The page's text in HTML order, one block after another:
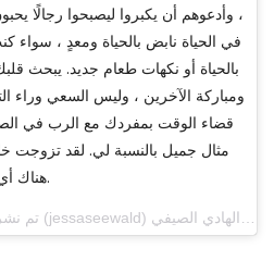
، وأدعوهم أن يكبروا ليصبحوا رجالًا
في الحياة نابض بالحياة ومعدٍ ،
بالحياة أو نكهات طعام جديد. يبحث
ومباركة الآخرين ، وليس السعي وراء
قضاء الوقت بمفردك مع الرب في
مثال جميل بالنسبة لي. لقد تزوجت
هناك أي شخص آخر أفضل العيش معه.
تم